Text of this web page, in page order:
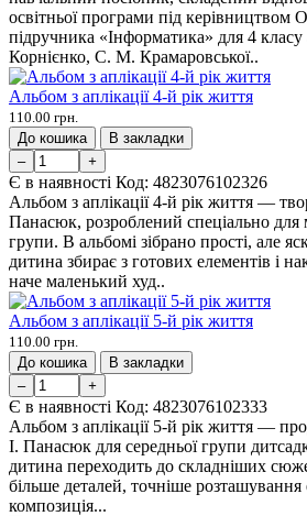
освітньої програми під керівництвом
підручника «Інформатика» для 4
Корнієнко, С. М. Крамаровської..
Альбом з аплікації 4-й рік життя
110.00 грн.
До кошика
В закладки
–
+
Є в наявності Код: 4823076102326
Альбом з аплікації 4-й рік життя —
Панасюк, розроблений спеціально для
групи. В альбомі зібрано прості, але
дитина збирає з готових елементів і
наче маленький худ..
Альбом з аплікації 5-й рік життя
110.00 грн.
До кошика
В закладки
–
+
Є в наявності Код: 4823076102333
Альбом з аплікації 5-й рік життя —
І. Панасюк для середньої групи
дитина переходить до складніших
більше деталей, точніше розташування
композиція...